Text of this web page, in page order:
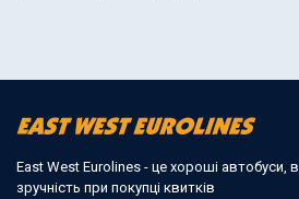
East West Eurolines - це хороші автобуси,
зручність при покупці квитків